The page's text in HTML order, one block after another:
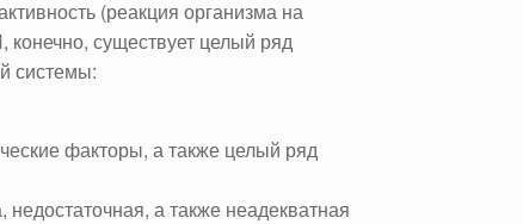
(реакция организма на
существует целый ряд
системы:
факторы, а также целый ряд
а также неадекватная